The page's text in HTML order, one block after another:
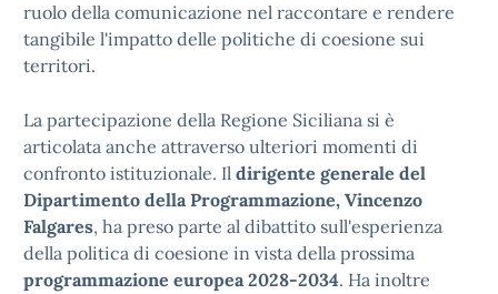
ruolo della comunicazione nel raccontare e rendere
tangibile l'impatto delle politiche di coesione sui
territori.
La partecipazione della Regione Siciliana si è
articolata anche attraverso ulteriori momenti di
confronto istituzionale. Il dirigente generale del
Dipartimento della Programmazione, Vincenzo
Falgares, ha preso parte al dibattito sull'esperienza
della politica di coesione in vista della prossima
programmazione europea 2028-2034. Ha inoltre